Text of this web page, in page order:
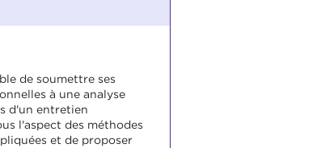
de soumettre ses
à une analyse
d'un entretien
l'aspect des méthodes
et de proposer